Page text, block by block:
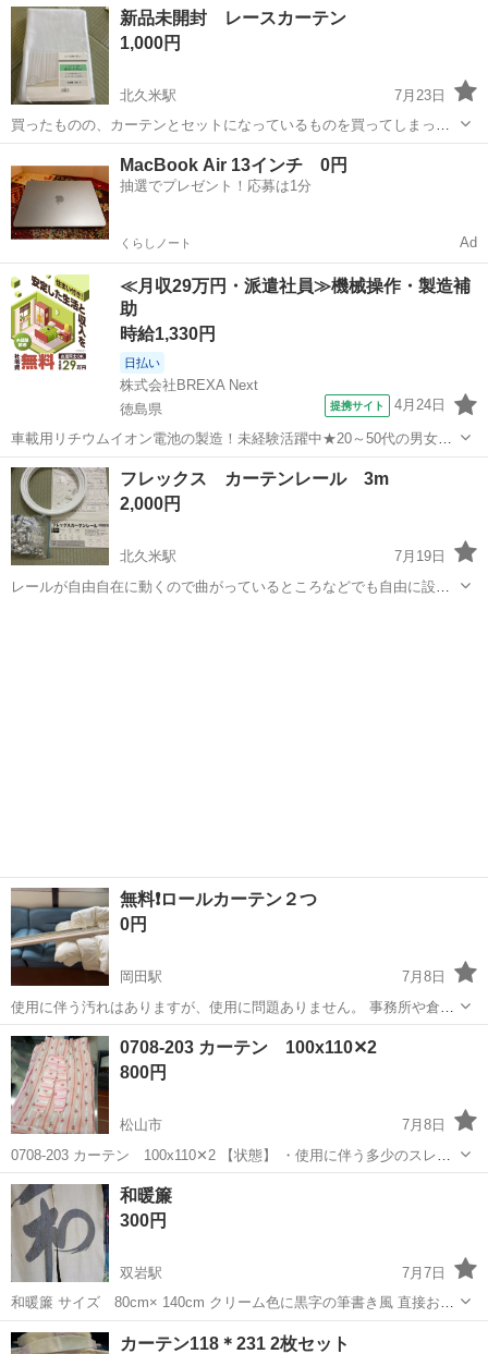
愛媛 新居浜市 新居浜駅
新品未開封 レースカーテン
1,000円
北久米駅
7月23日
買ったものの、カーテンとセットになっているものを買ってしまった
ので不要になりました。 新品未使用未開封です。
松山市 北久米駅 カーテン、ブラインド
MacBook Air 13インチ 0円
抽選でプレゼント！応募は1分
くらしノート Ad
≪月収29万円・派遣社員≫機械操作・製造補
助
時給1,330円
日払い
株式会社BREXA Next
徳島県
提携サイト 4月24日
車載用リチウムイオン電池の製造！未経験活躍中★20～50代の男女活
躍中！寮費無料★備品付き1R寮完備！自宅からマイカー通勤OK！無料
駐車場完備◎正社員登用制度あり！《徳島県板野郡松茂町》 人気の工
場のお仕事 ◇車載用リチウ...
徳島 その他
フレックス カーテンレール 3m
2,000円
北久米駅
7月19日
レールが自由自在に動くので曲がっているところなどでも自由に設置
無料❗️ロールカーテン２つ
0円
岡田駅
7月8日
使用に伴う汚れはありますが、使用に問題ありません。 事務所や倉庫
等にいかがでしょうか。 ※引き取りに来られる方よろしくお願いしま
す。 【愛媛県古物商許可 第8211※※※※※※※※】
愛媛 伊予郡
ロールカーテン
0708-203 カーテン 100x110✕2
800円
松山市
7月8日
0708-203 カーテン 100x110✕2 【状態】 ・使用に伴う多少のスレ、
キズ、落としきれない汚れなどございます ・詳細は現地でご確認くだ
さい ・お値引きは出来かねますのでご了承願います ※中古品の...
愛媛 松山市 カーテン、ブラインド
和暖簾
300円
双岩駅
7月7日
和暖簾 サイズ 80cm× 140cm クリーム色に黒字の筆書き風 直接お取
引のお値段です。
愛媛 八幡浜市 カーテン、ブラインド
カーテン118＊231 2枚セット